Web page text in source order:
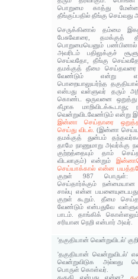
பொறுமை காத்து
தீங்குப்பதில் தீங்கு செய்வது
செருக்கினால் தம்மை
பேசுவோரை, தமக்குத்
பொறுமையெனும்
அவரிடம் பதிலுக்குச்
செய்வதோ, தீங்கு
தமக்குத் தீமை செய்தவரை
வேண்டும் என்று
பொறையாலுயர்ந்த
என்பது வள்ளுவர் தரும்
கொண்ட ஒருவனை ஒறுத்து
கீழாக
வென்றுவிடவேண்டும் என்று
இன்னா செய்தாரை
செய்து விடல்.(இன்னா
தமக்குத் துன்பம்
தாமே நாணுமாறு
குற்றத்தையும் தாம்
விடலாகும்) என்றும்
செய்யாக்கால் என்ன
குறள் 987 பொருள்:
செய்தார்க்கும் நன்மையான
சால்பு என்ன
குறள் கூறும். தீமை
வேண்டும் என்பதுவே
பாடம். தாங்கிக்
சரியான நெறி என்பார் அவர்.
'தகுதியான் வென்றுவிடல்'
'தகுதியான் வென்றுவிடல்'
வென்றுவிடுக அல்லது
பொருள் கொள்வர்.
தகுதி என்பது என்ன?